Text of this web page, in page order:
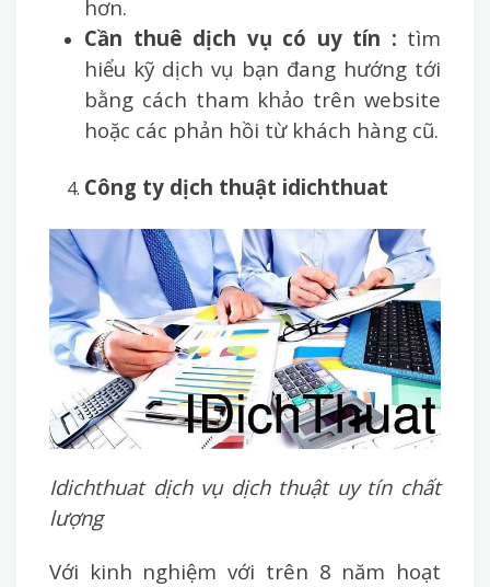
hơn.
Cần thuê dịch vụ có uy tín : tìm
hiểu kỹ dịch vụ bạn đang hướng tới
bằng cách tham khảo trên website
hoặc các phản hồi từ khách hàng cũ.
Công ty dịch thuật idichthuat
Idichthuat dịch vụ dịch thuật uy tín chất
lượng
Với kinh nghiệm với trên 8 năm hoạt